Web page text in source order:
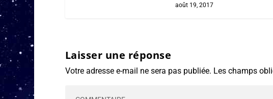
août 19, 2017
Laisser une réponse
Votre adresse e-mail ne sera pas publiée. Les champs